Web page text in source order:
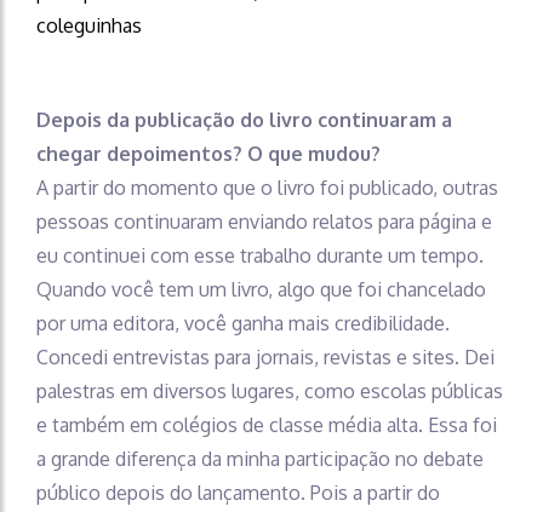
coleguinhas
Depois da publicação do livro continuaram a
chegar depoimentos? O que mudou?
A partir do momento que o livro foi publicado, outras
pessoas continuaram enviando relatos para página e
eu continuei com esse trabalho durante um tempo.
Quando você tem um livro, algo que foi chancelado
por uma editora, você ganha mais credibilidade.
Concedi entrevistas para jornais, revistas e sites. Dei
palestras em diversos lugares, como escolas públicas
e também em colégios de classe média alta. Essa foi
a grande diferença da minha participação no debate
público depois do lançamento. Pois a partir do